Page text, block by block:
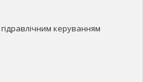
керуванням